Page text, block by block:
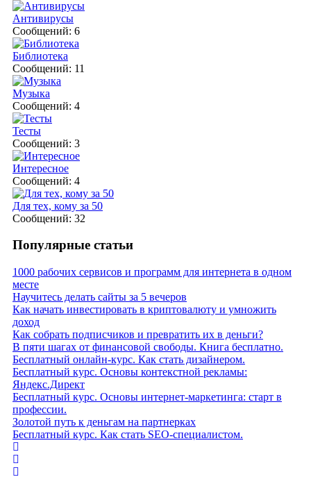
Антивирусы
Сообщений: 6
Библиотека
Сообщений: 11
Музыка
Сообщений: 4
Тесты
Сообщений: 3
Интересное
Сообщений: 4
Для тех, кому за 50
Сообщений: 32
Популярные статьи
1000 рабочих сервисов и программ для интернета в одном
месте
Научитесь делать сайты за 5 вечеров
Как начать инвестировать в криптовалюту и умножить
доход
Как собрать подписчиков и превратить их в деньги?
В пяти шагах от финансовой свободы. Книга бесплатно.
Бесплатный онлайн-курс. Как стать дизайнером.
Бесплатный курс. Основы контекстной рекламы:
Яндекс.Директ
Бесплатный курс. Основы интернет-маркетинга: старт в
профессии.
Золотой путь к деньгам на партнерках
Бесплатный курс. Как стать SEO‑специалистом.